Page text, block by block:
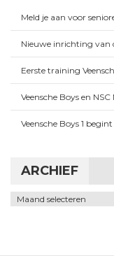
Meld je aan voor
Nieuwe inrichting van
Eerste training
Veensche Boys en
Veensche Boys 1
ARCHIEF
Archief